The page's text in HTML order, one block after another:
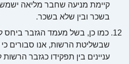
קיימת מניעה שחבר מליאה ישמש
בשכר ובין שלא בשכר.
12. כמו כן, בשל מעמד הגזבר ביחס
שבשליטת הרשות, אנו סבורים כי
עניינים בין תפקידו כגזבר